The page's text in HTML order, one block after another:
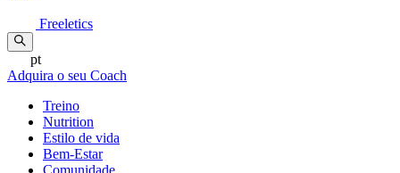
Freeletics
pt
Adquira o seu Coach
Treino
Nutrition
Estilo de vida
Bem-Estar